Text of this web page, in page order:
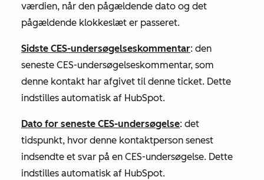
værdien, når den pågældende dato og det
pågældende klokkeslæt er passeret.
Sidste CES-undersøgelseskommentar: den
seneste CES-undersøgelseskommentar, som
denne kontakt har afgivet til denne ticket. Dette
indstilles automatisk af HubSpot.
Dato for seneste CES-undersøgelse: det
tidspunkt, hvor denne kontaktperson senest
indsendte et svar på en CES-undersøgelse. Dette
indstilles automatisk af HubSpot.